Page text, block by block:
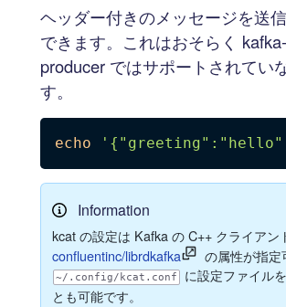
ヘッダー付きのメッセージを送
できます。これはおそらく
producer ではサポートされてい
す。
echo
Information
kcat の設定は Kafka の C++ クライアン
confluentinc/librdkafka
の属性が指定
~/.config/kcat.conf
に設定ファイル
とも可能です。